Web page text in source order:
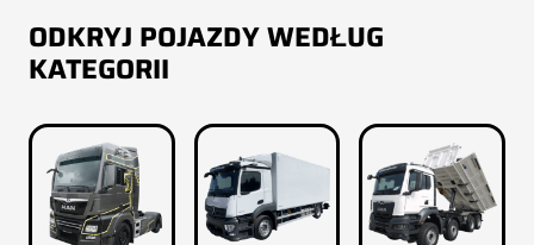
ODKRYJ POJAZDY WEDŁUG
KATEGORII